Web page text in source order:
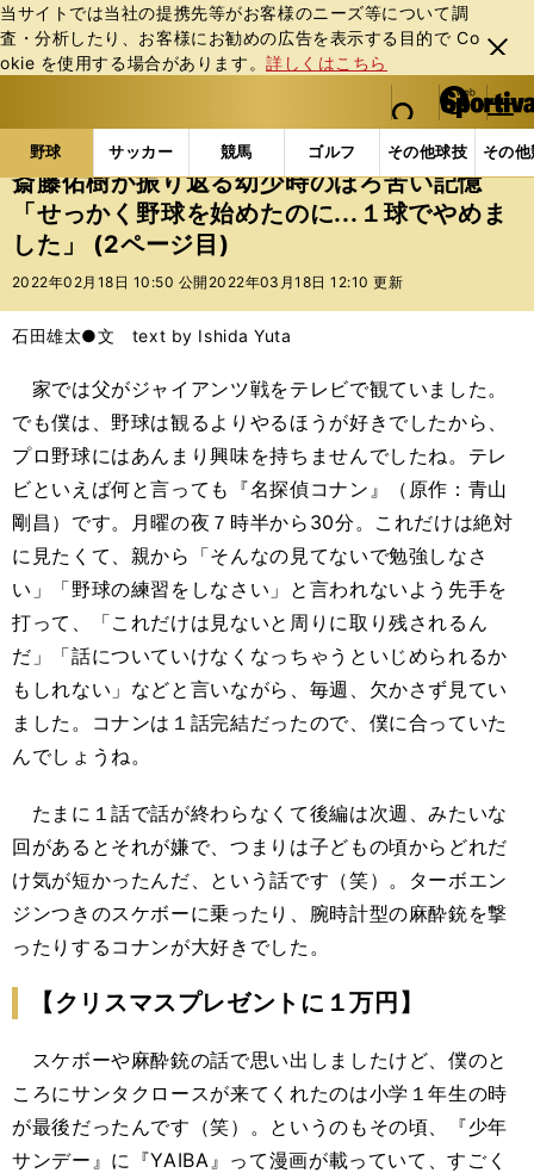
当サイトでは当社の提携先等がお客様のニーズ等について調
査・分析したり、お客様にお勧めの広告を表⽰する⽬的で Co
okie を使⽤する場合があります。詳しくはこちら
閉じ
る
web Sportiva (webスポルティーバ)
検索
マイペ
ー
ジ
メニュ
野球 サッカー 競馬 ゴルフ その他球技 その
b
ス
ポ
ル
テ
ー
バ
野球の記事一覧 プロ野球 斎藤佑樹が振り返る幼少
斎藤佑樹が振り返る幼少時のほろ苦い記憶
「せっかく野球を始めたのに...１球でやめま
した」 (2ページ目)
2022年02月18日 10:50 公開 2022年03月18日 12:10 更新
石田雄太●文 text by Ishida Yuta
家では父がジャイアンツ戦をテレビで観ていました。
でも僕は、野球は観るよりやるほうが好きでしたから、
プロ野球にはあんまり興味を持ちませんでしたね。テレ
ビといえば何と言っても『名探偵コナン』（原作：青山
剛昌）です。月曜の夜７時半から30分。これだけは絶対
に見たくて、親から「そんなの見てないで勉強しなさ
い」「野球の練習をしなさい」と言われないよう先手を
打って、「これだけは見ないと周りに取り残されるん
だ」「話についていけなくなっちゃうといじめられるか
もしれない」などと言いながら、毎週、欠かさず見てい
ました。コナンは１話完結だったので、僕に合っていた
んでしょうね。
たまに１話で話が終わらなくて後編は次週、みたいな
回があるとそれが嫌で、つまりは子どもの頃からどれだ
け気が短かったんだ、という話です（笑）。ターボエン
ジンつきのスケボーに乗ったり、腕時計型の麻酔銃を撃
ったりするコナンが大好きでした。
【クリスマスプレゼントに１万円】
スケボーや麻酔銃の話で思い出しましたけど、僕のと
ころにサンタクロースが来てくれたのは小学１年生の時
が最後だったんです（笑）。というのもその頃、『少年
サンデー』に『YAIBA』って漫画が載っていて、すごく